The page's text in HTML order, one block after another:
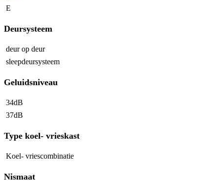
E
Deursysteem
deur op deur
sleepdeursysteem
Geluidsniveau
34dB
37dB
Type koel- vrieskast
Koel- vriescombinatie
Nismaat